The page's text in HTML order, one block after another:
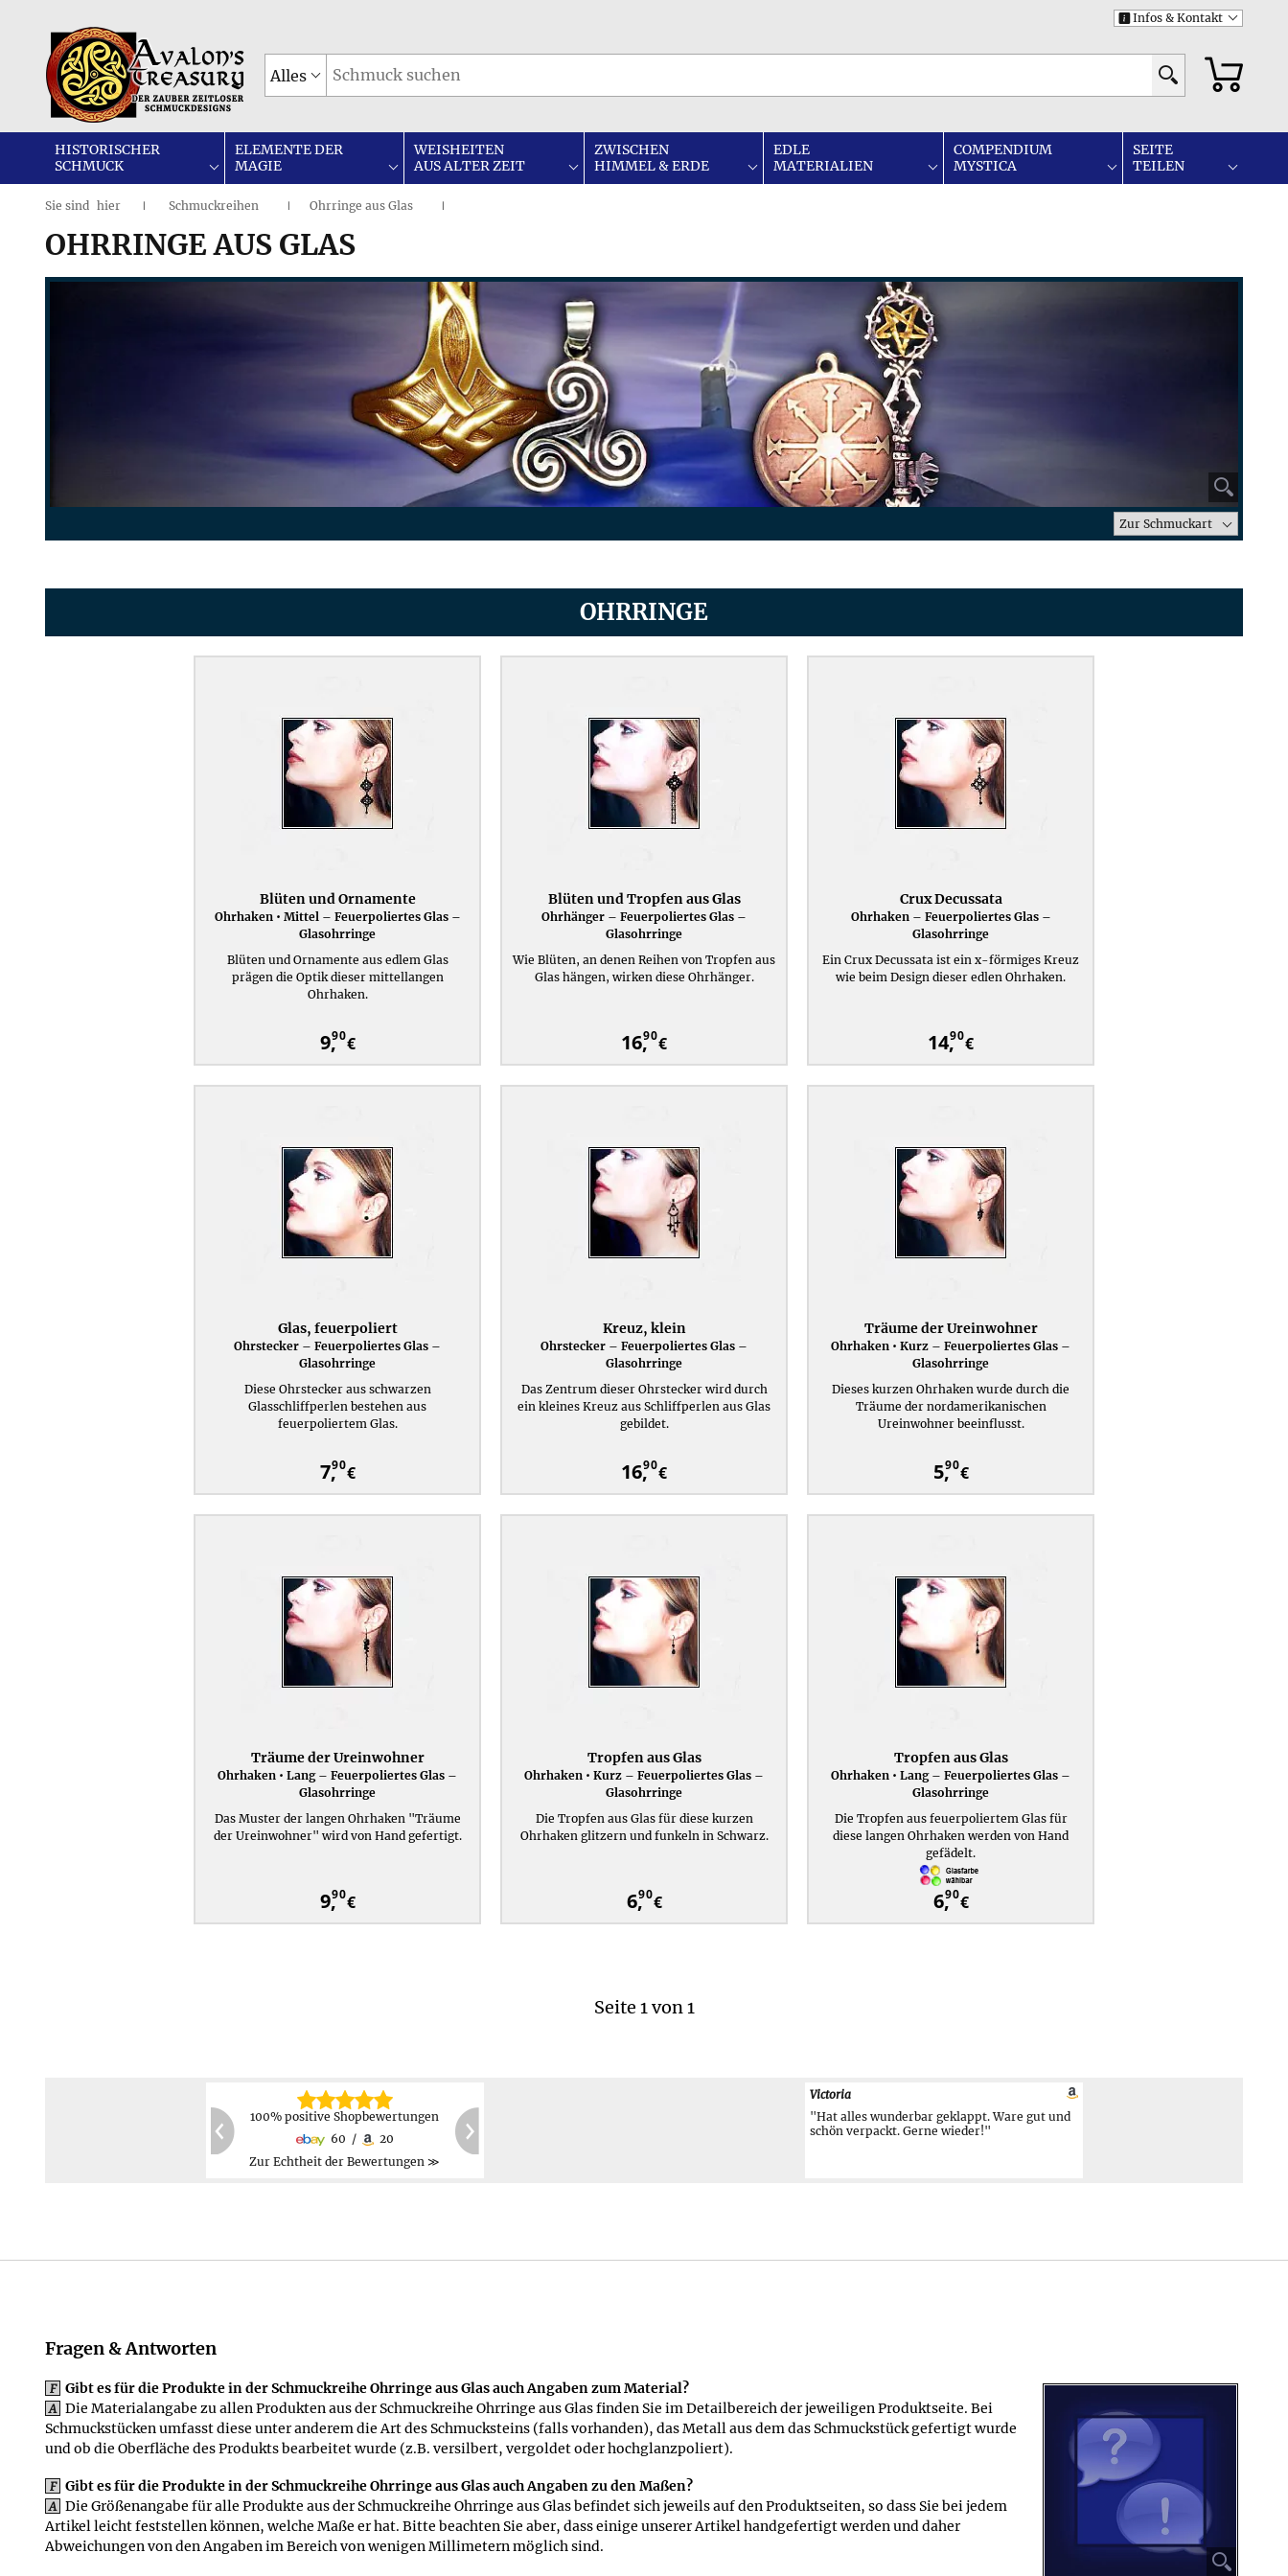
i Infos & Kontakt
Alles
HISTORISCHER
SCHMUCK
ELEMENTE DER
MAGIE
WEISHEITEN
AUS ALTER ZEIT
ZWISCHEN
HIMMEL & ERDE
EDLE
MATERIALIEN
COMPENDIUM
MYSTICA
SEITE
TEILEN
Sie sind hier | Schmuckreihen I Ohrringe aus Glas I
OHRRINGE AUS GLAS
⚲
Zur Schmuckart
OHRRINGE
Blüten und Ornamente
Ohrhaken • Mittel – Feuerpoliertes Glas –
Glasohrringe
Blüten und Ornamente aus edlem Glas
prägen die Optik dieser mittellangen
Ohrhaken.
9,90€
Blüten und Tropfen aus Glas
Ohrhänger – Feuerpoliertes Glas –
Glasohrringe
Wie Blüten, an denen Reihen von Tropfen aus
Glas hängen, wirken diese Ohrhänger.
16,90€
Crux Decussata
Ohrhaken – Feuerpoliertes Glas –
Glasohrringe
Ein Crux Decussata ist ein x-förmiges Kreuz
wie beim Design dieser edlen Ohrhaken.
14,90€
Glas, feuerpoliert
Ohrstecker – Feuerpoliertes Glas –
Glasohrringe
Diese Ohrstecker aus schwarzen
Glasschliffperlen bestehen aus
feuerpoliertem Glas.
7,90€
Kreuz, klein
Ohrstecker – Feuerpoliertes Glas –
Glasohrringe
Das Zentrum dieser Ohrstecker wird durch
ein kleines Kreuz aus Schliffperlen aus Glas
gebildet.
16,90€
Träume der Ureinwohner
Ohrhaken • Kurz – Feuerpoliertes Glas –
Glasohrringe
Dieses kurzen Ohrhaken wurde durch die
Träume der nordamerikanischen
Ureinwohner beeinflusst.
5,90€
Träume der Ureinwohner
Ohrhaken • Lang – Feuerpoliertes Glas –
Glasohrringe
Das Muster der langen Ohrhaken "Träume
der Ureinwohner" wird von Hand gefertigt.
9,90€
Tropfen aus Glas
Ohrhaken • Kurz – Feuerpoliertes Glas –
Glasohrringe
Die Tropfen aus Glas für diese kurzen
Ohrhaken glitzern und funkeln in Schwarz.
6,90€
Tropfen aus Glas
Ohrhaken • Lang – Feuerpoliertes Glas –
Glasohrringe
Die Tropfen aus feuerpoliertem Glas für
diese langen Ohrhaken werden von Hand
gefädelt.
6,90€
Seite 1 von 1
60 20
30 Tage Rückgabemöglichkeit
Keine Rücksendekosten
2 Jahre Produktgarantie
Kostenlose Reparatur/Austausch
Mehr erfahren ≫
Kreditkarte,
Vorauskasse
Victoria
"Hat alles wunderbar geklappt. Ware gut und
schön verpackt. Gerne wieder!"
Fragen & Antworten
⚲
F Gibt es für die Produkte in der Schmuckreihe Ohrringe aus Glas auch Angaben zum Material?
A Die Materialangabe zu allen Produkten aus der Schmuckreihe Ohrringe aus Glas finden Sie im Detailbereich der jeweiligen Produktseite. Bei
Schmuckstücken umfasst diese unter anderem die Art des Schmucksteins (falls vorhanden), das Metall aus dem das Schmuckstück gefertigt wurde
und ob die Oberfläche des Produkts bearbeitet wurde (z.B. versilbert, vergoldet oder hochglanzpoliert).
F Gibt es für die Produkte in der Schmuckreihe Ohrringe aus Glas auch Angaben zu den Maßen?
A Die Größenangabe für alle Produkte aus der Schmuckreihe Ohrringe aus Glas befindet sich jeweils auf den Produktseiten, so dass Sie bei jedem
Artikel leicht feststellen können, welche Maße er hat. Bitte beachten Sie aber, dass einige unserer Artikel handgefertigt werden und daher
Abweichungen von den Angaben im Bereich von wenigen Millimetern möglich sind.